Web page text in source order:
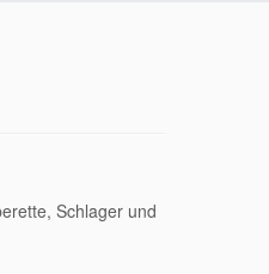
Schlager und